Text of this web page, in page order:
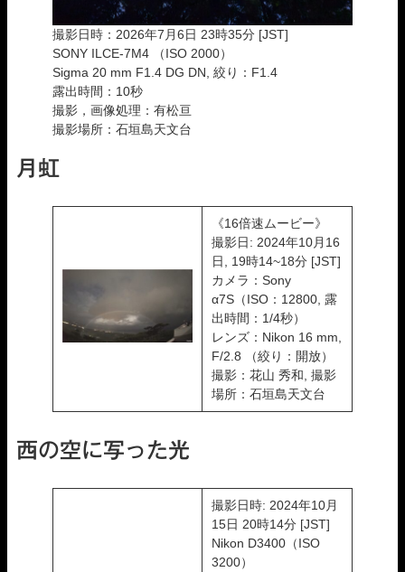
撮影日時：2026年7月6日 23時35分 [JST]
SONY ILCE-7M4 （ISO 2000）
Sigma 20 mm F1.4 DG DN, 絞り：F1.4
露出時間：10秒
撮影，画像処理：有松亘
撮影場所：石垣島天文台
月虹
《16倍速ムービー》
撮影日: 2024年10月16
日, 19時14~18分 [JST]
カメラ：Sony
α7S（ISO：12800, 露
出時間：1/4秒）
レンズ：Nikon 16 mm,
F/2.8 （絞り：開放）
撮影：花山 秀和, 撮影
場所：石垣島天文台
西の空に写った光
撮影日時: 2024年10月
15日 20時14分 [JST]
Nikon D3400（ISO
3200）